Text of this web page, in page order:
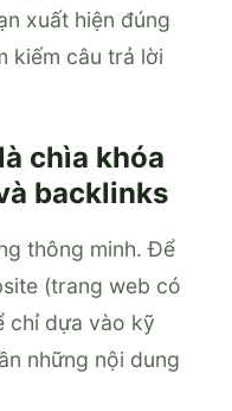
xuất hiện đúng
kiếm câu trả lời
chìa khóa
backlinks
thông minh. Để
(trang web có
chỉ dựa vào kỹ
những nội dung